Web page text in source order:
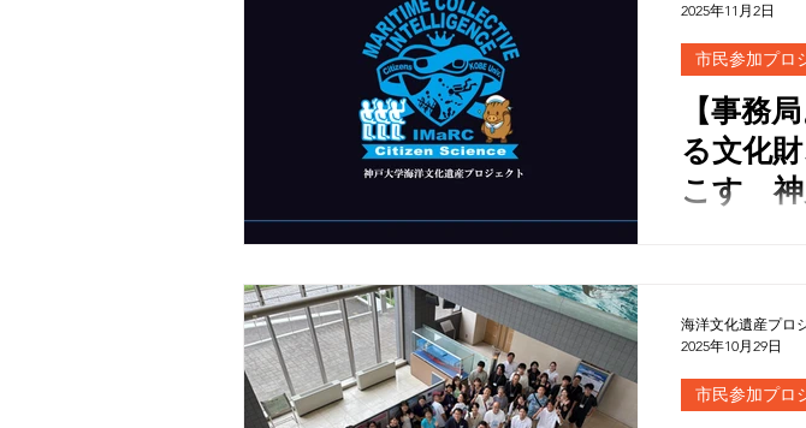
【事務
る文化
こす 神
市民参加プロ
2025年11月2日
市民参加プロ
海洋文化遺産プロ
2025年10月29日